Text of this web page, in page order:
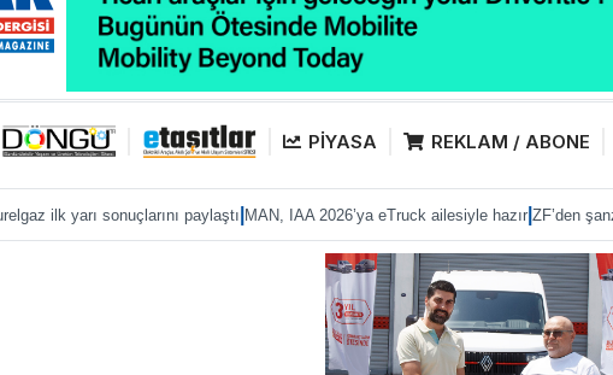
PİYASA REKLAM / ABONE
paylaştı|MAN, IAA 2026’ya eTruck ailesiyle hazır|ZF’den şanzımanda